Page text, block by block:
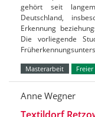
gehört seit
Deutschland,
Erkennung
Die vorliegende
Masterarbeit Freier
Anne Wegner